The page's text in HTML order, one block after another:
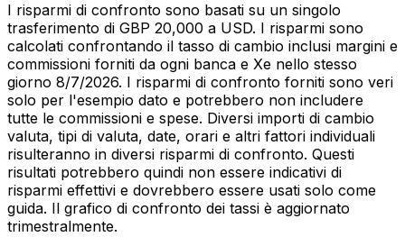
I risparmi di confronto sono basati su un singolo
trasferimento di GBP 20,000 a USD. I risparmi sono
calcolati confrontando il tasso di cambio inclusi margini e
commissioni forniti da ogni banca e Xe nello stesso
giorno 8/7/2026. I risparmi di confronto forniti sono veri
solo per l'esempio dato e potrebbero non includere
tutte le commissioni e spese. Diversi importi di cambio
valuta, tipi di valuta, date, orari e altri fattori individuali
risulteranno in diversi risparmi di confronto. Questi
risultati potrebbero quindi non essere indicativi di
risparmi effettivi e dovrebbero essere usati solo come
guida. Il grafico di confronto dei tassi è aggiornato
trimestralmente.